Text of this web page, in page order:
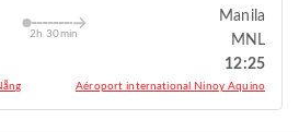
2h 30min
Manila
MNL
12:25
Aéroport international Ninoy Aquino